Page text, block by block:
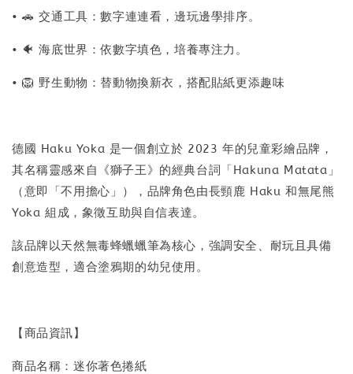
• 🚗 交通工具：數字連連看，邊玩邊學排序。
• 🐠 海底世界：依數字填色，培養專注力。
• 🦁 野生動物：替動物換新衣，搭配貼紙更添趣味
德國 Haku Yoka 是一個創立於 2023 年的兒童彩繪品牌，
其名稱靈感來自《獅子王》的經典台詞「Hakuna Matata」
（意即「不用擔心」），品牌角色由長頸鹿 Haku 和無尾熊
Yoka 組成，象徵互助與自信表達。
該品牌以天然無毒蜂蠟蠟筆為核心，強調安全、耐玩且具備
創意造型，適合塗鴉期的幼兒使用。
【商品資訊】
商品名稱：迷你著色捲紙